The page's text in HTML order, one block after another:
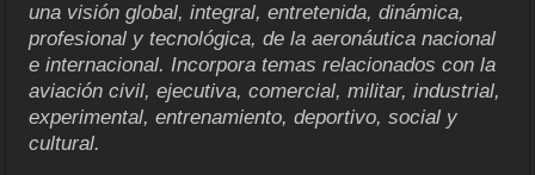
una visión global, integral, entretenida, dinámica,
profesional y tecnológica, de la aeronáutica nacional
e internacional. Incorpora temas relacionados con la
aviación civil, ejecutiva, comercial, militar, industrial,
experimental, entrenamiento, deportivo, social y
cultural.